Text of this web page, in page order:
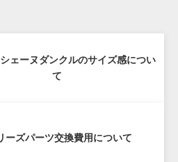
れておらず未使用であること
あること
や破損がないこと
抜き）で1年間買い戻し
定期間保証する「買戻し保
ております。
ェーヌダンクルのサイズ感につい
て
ーズパーツ交換費用について